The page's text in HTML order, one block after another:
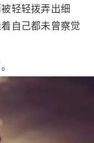
轻轻拨弄出细
自己都未曾察觉